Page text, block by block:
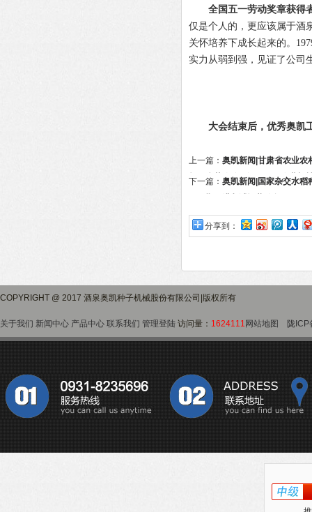
全国五一劳动奖章获得
仅是个人的，更应该属于酒
关怀培养下成长起来的。
实力从弱到强，见证了公司
大会结束后，优秀奥凯
上一篇： 奥凯新闻|甘肃省农业农
杨玉杰莅临公司调研现代农业机
下一篇： 奥凯新闻|国家杂交水稻
分享到：
COPYRIGHT @ 2017 酒泉奥凯种子机械股份有限公司|版权所有
关于我们 新闻中心 产品中心 联系我们 管理登陆 访问量： 1624111 网站地图 陇